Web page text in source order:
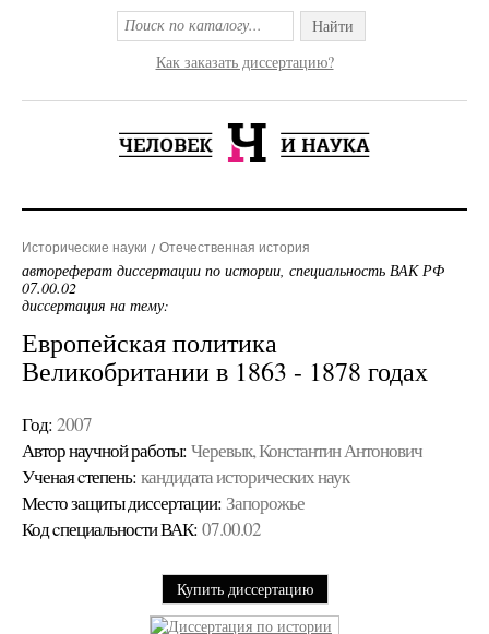
Найти
Как заказать диссертацию?
Исторические науки Отечественная история
автореферат диссертации по истории, специальность ВАК РФ
07.00.02
диссертация на тему:
Европейская политика
Великобритании в 1863 - 1878 годах
Год: 2007
Автор научной работы: Черевык, Константин Антонович
Ученая cтепень: кандидата исторических наук
Место защиты диссертации: Запорожье
Код cпециальности ВАК: 07.00.02
Купить диссертацию